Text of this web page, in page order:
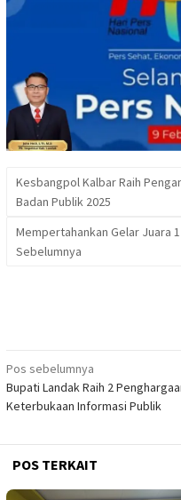
Kesbangpol Kalbar Raih
Badan Publik 2025
Mempertahankan Gelar Juara
Sebelumnya
Navigasi
pos
Pos sebelumnya
Bupati Landak Raih 2
Keterbukaan Informasi Publik
POS TERKAIT